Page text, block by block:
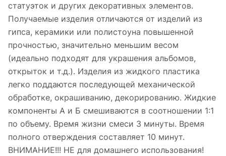
статуэток и других декоративных элементов.
Получаемые изделия отличаются от изделий из
гипса, керамики или полистоуна повышенной
прочностью, значительно меньшим весом
(идеально подходят для украшения альбомов,
открыток и т.д.). Изделия из жидкого пластика
легко поддаются последующей механической
обработке, окрашиванию, декорированию. Жидкие
компоненты А и Б смешиваются в соотношении 1:1
по объему. Время жизни смеси 3 минуты. Время
полного отверждения составляет 10 минут.
ВНИМАНИЕ!!! НЕ для домашнего использования!